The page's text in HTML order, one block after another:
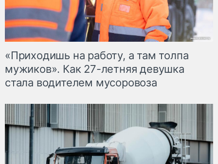
«Приходишь на работу, а там толпа
мужиков». Как 27-летняя девушка
стала водителем мусоровоза